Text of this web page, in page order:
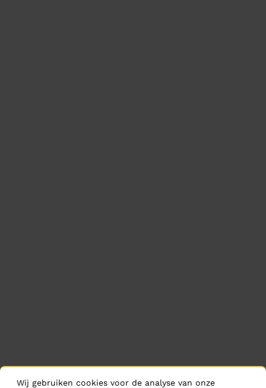
Wij gebruiken cookies voor de analyse van onze